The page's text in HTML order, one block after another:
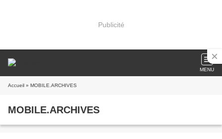
Publicité
MENU
Accueil » MOBILE.ARCHIVES
MOBILE.ARCHIVES